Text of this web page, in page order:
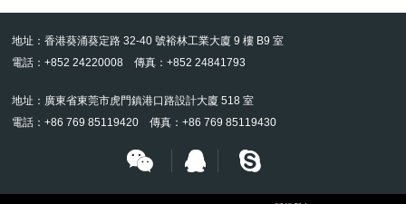
地址：香港葵涌葵定路 32-40 號裕林工業大廈 9 樓 B9 室
電話：+852 24220008 傳真：+852 24841793
地址：廣東省東莞市虎門鎮港口路設計大廈 518 室
電話：+86 769 85119420 傳真：+86 769 85119430